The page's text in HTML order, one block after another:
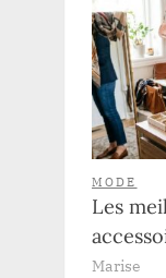
MODE
Les
Marise